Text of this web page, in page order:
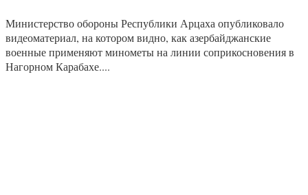
Министерство обороны Республики Арцаха опубликовало
видеоматериал, на котором видно, как азербайджанские
военные применяют минометы на линии соприкосновения в
Нагорном Карабахе....